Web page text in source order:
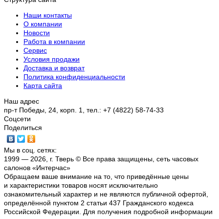
Наши контакты
О компании
Новости
Работа в компании
Сервис
Условия продажи
Доставка и возврат
Политика конфиденциальности
Карта сайта
Наш адрес
пр-т Победы, 24, корп. 1, тел.: +7 (4822) 58-74-33
Соцсети
Поделиться
Мы в соц. сетях:
1999 — 2026, г. Тверь © Все права защищены, сеть часовых
салонов «Интерчас»
Обращаем ваше внимание на то, что приведённые цены
и характеристики товаров носят исключительно
ознакомительный характер и не являются публичной офертой,
определённой пунктом 2 статьи 437 Гражданского кодекса
Российской Федерации. Для получения подробной информации